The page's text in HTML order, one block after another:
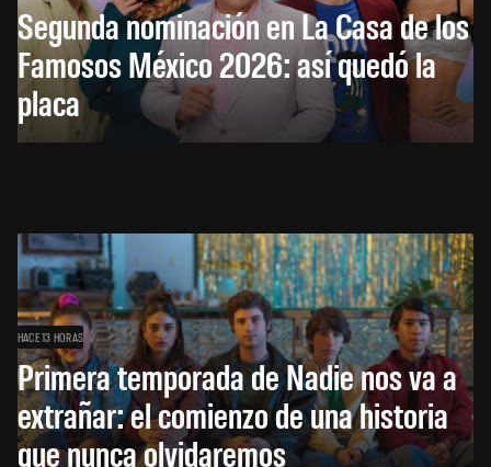
Segunda nominación en La Casa de los
Famosos México 2026: así quedó la
placa
HACE 13 HORAS
Primera temporada de Nadie nos va a
extrañar: el comienzo de una historia
que nunca olvidaremos